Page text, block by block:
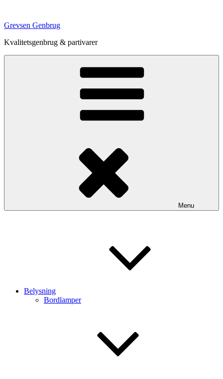
indhold
Grevsen Genbrug
Kvalitetsgenbrug & partivarer
Menu
Belysning
Bordlamper